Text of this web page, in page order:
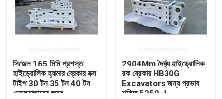
সিজেল 165 মিমি প্রশস্ত
হাইড্রোলিক হ্যামার ব্রেকার বক্স
টাইপ 30 টন 35 টন 40 টন
এক্সক্যাভারের জন্য
2904Mm দৈর্ঘ্য হাইড্রোলিক
রক ব্রেকার HB30G
Excavators জন্য প্রভাব
শক্তি 5250 J